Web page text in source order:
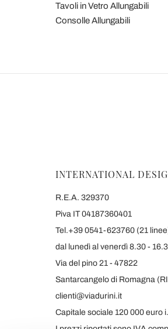
Tavoli in Vetro Allungabili
Consolle Allungabili
INTERNATIONAL
R.E.A. 329370
Piva IT 04187360401
Tel.+39 0541-623760 (21
dal lunedì al venerdì 8.30 -
Via del pino 21 - 47822
Santarcangelo di Romagna
clienti@viadurini.it
Capitale sociale 120 000 euro